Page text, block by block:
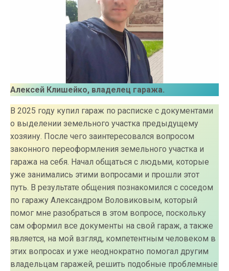
Алексей Клишейко, владелец гаража.
В 2025 году купил гараж по расписке с документами
о выделении земельного участка предыдущему
хозяину. После чего заинтересовался вопросом
законного переоформления земельного участка и
гаража на себя. Начал общаться с людьми, которые
уже занимались этими вопросами и прошли этот
путь. В результате общения познакомился с соседом
по гаражу Александром Воловиковым, который
помог мне разобраться в этом вопросе, поскольку
сам оформил все документы на свой гараж, а также
является, на мой взгляд, компетентным человеком в
этих вопросах и уже неоднократно помогал другим
владельцам гаражей, решить подобные проблемные